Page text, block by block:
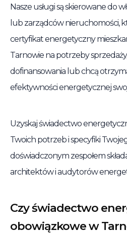
Nasze usługi są skierowane do
lub zarządców nieruchomości,
certyfikat energetyczny
Tarnowie na potrzeby
dofinansowania lub chcą
efektywności energetycznej
Uzyskaj świadectwo
Twoich potrzeb i specyfiki
doświadczonym zespołem
architektów i audytorów
Czy świadectwo
obowiązkowe w